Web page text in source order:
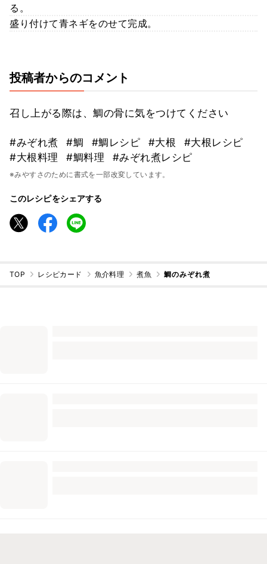
る。
盛り付けて青ネギをのせて完成。
投稿者からのコメント
召し上がる際は、鯛の骨に気をつけてください
#みぞれ煮 #鯛 #鯛レシピ #大根
#大根レシピ
#大根料理
#鯛料理 #みぞれ煮レシピ
※みやすさのために書式を一部改変しています。
このレシピをシェアする
TOP レシピカード 魚介料理 煮魚 鯛のみぞれ煮